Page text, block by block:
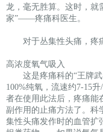
龙，毫无胜算。这时，就
家”——疼痛科医生。
对于丛集性头痛，疼
高浓度氧气吸入
这是疼痛科的“王牌
100%纯氧，流速约7-15
者在使用此法后，疼痛能
副作用的止痛方法了。科
集性头痛发作时的血管